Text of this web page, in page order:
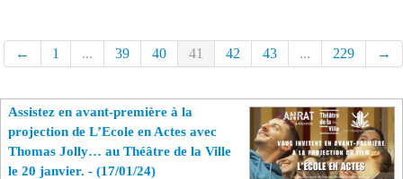
Agenda
Abonnement▼
Se connecter
← 1 ... 39 40 41 42 43 ... 229 →
Assistez en avant-première à la
projection de L’Ecole en Actes avec
Thomas Jolly… au Théâtre de la Ville
le 20 janvier. - (17/01/24)